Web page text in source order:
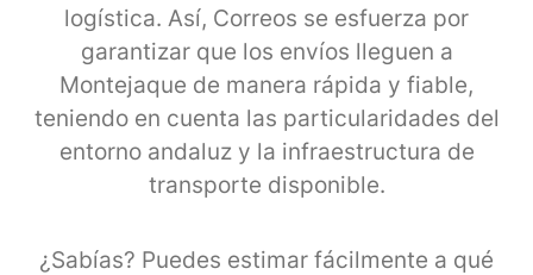
logística. Así, Correos se esfuerza por
garantizar que los envíos lleguen a
Montejaque de manera rápida y fiable,
teniendo en cuenta las particularidades del
entorno andaluz y la infraestructura de
transporte disponible.
¿Sabías? Puedes estimar fácilmente a qué